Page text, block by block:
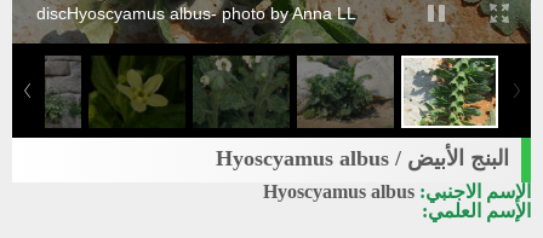
discHyoscyamus albus- photo by Anna LL
البنج الأبيض / Hyoscyamus albus
الإسم الاجنبي: Hyoscyamus albus
الإسم العلمي: